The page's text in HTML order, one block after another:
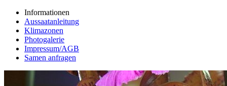
Informationen
Aussaatanleitung
Klimazonen
Photogalerie
Impressum/AGB
Samen anfragen